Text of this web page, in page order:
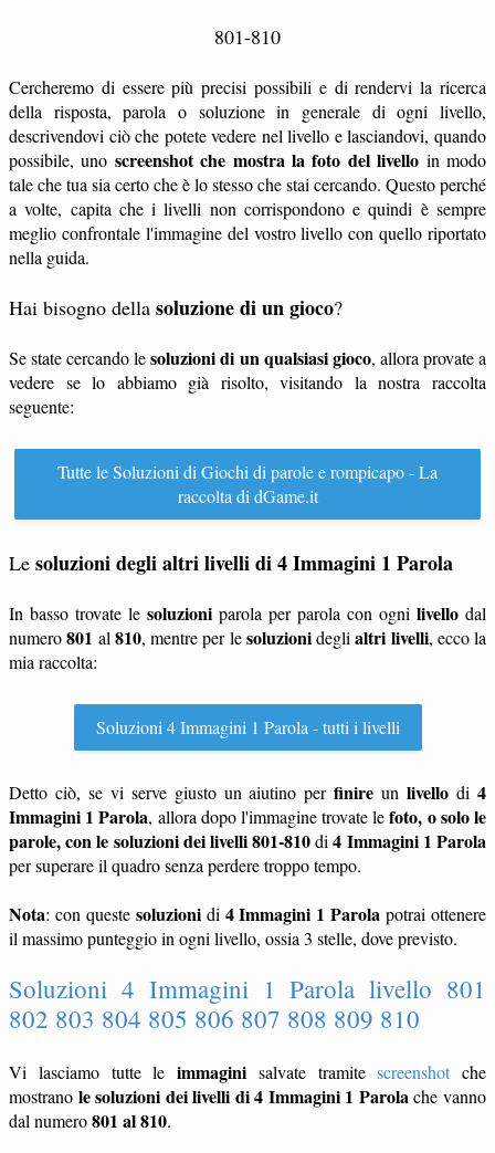
801-810
Cercheremo di essere più precisi possibili e di rendervi la ricerca
della risposta, parola o soluzione in generale di ogni livello,
descrivendovi ciò che potete vedere nel livello e lasciandovi, quando
possibile, uno screenshot che mostra la foto del livello in modo
tale che tua sia certo che è lo stesso che stai cercando. Questo perché
a volte, capita che i livelli non corrispondono e quindi è sempre
meglio confrontale l'immagine del vostro livello con quello riportato
nella guida.
Hai bisogno della soluzione di un gioco?
Se state cercando lesoluzioni di un qualsiasi gioco, allora provate a
vedere se lo abbiamo già risolto, visitando la nostra raccolta
seguente:
Tutte le Soluzioni di Giochi di parole e rompicapo - La
raccolta di dGame.it
Le soluzioni degli altri livelli di 4 Immagini 1 Parola
In basso trovate le soluzioni parola per parola con ogni livello dal
numero801 al 810, mentre per lesoluzionideglialtri livelli, ecco la
mia raccolta:
Soluzioni 4 Immagini 1 Parola - tutti i livelli
Detto ciò, se vi serve giusto un aiutino perfinire unlivello di4
Immagini 1 Parola, allora dopo l'immagine trovate lefoto, o solo le
parole, con le soluzioni dei livelli 801-810di4 Immagini 1 Parola
per superare il quadro senza perdere troppo tempo.
Nota: con queste soluzionidi 4 Immagini 1 Parola potrai ottenere
il massimo punteggio in ogni livello, ossia 3 stelle, dove previsto.
Soluzioni 4 Immagini 1 Parola livello 801
802 803 804 805 806 807 808 809 810
Vi lasciamo tutte le immagini salvate tramitescreenshot che
mostrano le soluzioni dei livelli di 4 Immagini 1 Parolache vanno
dal numero801 al 810.